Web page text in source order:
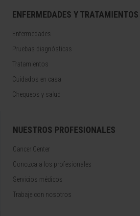
ENFERMEDADES Y TRATAMIENTOS
Enfermedades
Pruebas diagnósticas
Tratamientos
Cuidados en casa
Chequeos y salud
NUESTROS PROFESIONALES
Cancer Center
Conozca a los profesionales
Servicios médicos
Trabaje con nosotros